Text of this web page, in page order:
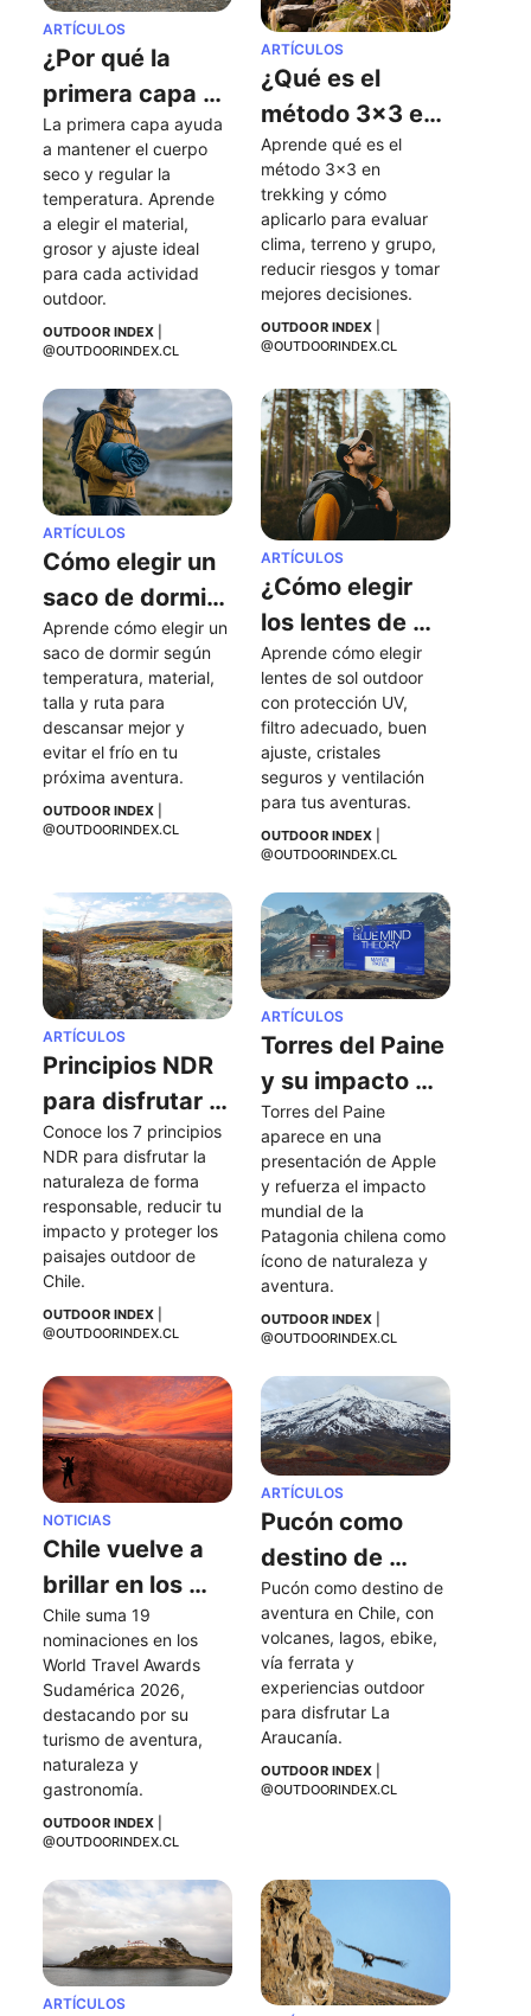
ARTÍCULOS
¿Por qué la
primera capa
es tan
importante en
las actividades
al aire libre?
La primera capa ayuda
a mantener el cuerpo
seco y regular la
temperatura. Aprende
a elegir el material,
grosor y ajuste ideal
para cada actividad
outdoor.
OUTDOOR INDEX
@OUTDOORINDEX.CL
ARTÍCULOS
¿Qué es el
método 3x3 en
trekking y por
qué deberías
aplicarlo?
Aprende qué es el
método 3x3 en
trekking y cómo
aplicarlo para evaluar
clima, terreno y grupo,
reducir riesgos y tomar
mejores decisiones.
OUTDOOR INDEX
@OUTDOORINDEX.CL
ARTÍCULOS
Cómo elegir un
saco de dormir:
temperatura,
materiales y
consejos clave
Aprende cómo elegir un
saco de dormir según
temperatura, material,
talla y ruta para
descansar mejor y
evitar el frío en tu
próxima aventura.
OUTDOOR INDEX
@OUTDOORINDEX.CL
ARTÍCULOS
¿Cómo elegir
los lentes de
sol perfectos
para mis
actividades al
aire libre?
Aprende cómo elegir
lentes de sol outdoor
con protección UV,
filtro adecuado, buen
ajuste, cristales
seguros y ventilación
para tus aventuras.
OUTDOOR INDEX
@OUTDOORINDEX.CL
ARTÍCULOS
Principios NDR
para disfrutar
la naturaleza
de forma
responsable
Conoce los 7 principios
NDR para disfrutar la
naturaleza de forma
responsable, reducir tu
impacto y proteger los
paisajes outdoor de
Chile.
OUTDOOR INDEX
@OUTDOORINDEX.CL
ARTÍCULOS
Torres del Paine
y su impacto
tras aparecer
en una
presentación
de Apple
Torres del Paine
aparece en una
presentación de Apple
y refuerza el impacto
mundial de la
Patagonia chilena como
ícono de naturaleza y
aventura.
OUTDOOR INDEX
@OUTDOORINDEX.CL
NOTICIAS
Chile vuelve a
brillar en los
World Travel
Awards
Sudamérica
2026
Chile suma 19
nominaciones en los
World Travel Awards
Sudamérica 2026,
destacando por su
turismo de aventura,
naturaleza y
gastronomía.
OUTDOOR INDEX
@OUTDOORINDEX.CL
ARTÍCULOS
Pucón como
destino de
aventura en
Chile
Pucón como destino de
aventura en Chile, con
volcanes, lagos, ebike,
vía ferrata y
experiencias outdoor
para disfrutar La
Araucanía.
OUTDOOR INDEX
@OUTDOORINDEX.CL
ARTÍCULOS